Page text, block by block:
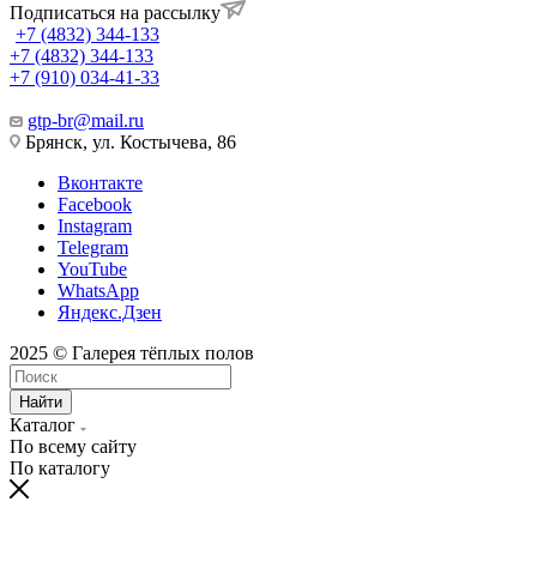
Подписаться на рассылку
+7 (4832) 344-133
+7 (4832) 344-133
+7 (910) 034-41-33
gtp-br@mail.ru
Брянск, ул. Костычева, 86
Вконтакте
Facebook
Instagram
Telegram
YouTube
WhatsApp
Яндекс.Дзен
2025 © Галерея тёплых полов
Найти
Каталог
По всему сайту
По каталогу